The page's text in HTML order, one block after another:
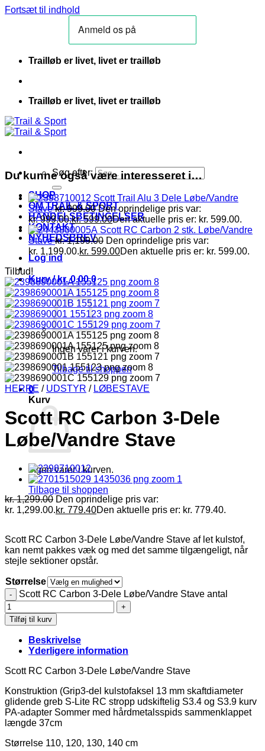
Fortsæt til indhold
Trailløb er livet, livet er trailløb
Trailløb er livet, livet er trailløb
Søg efter:
SHOP
OM TRAIL & SPORT
HANDELSBETINGELSER
KONTAKT
NYHEDSBREV
Log ind
Kurv /kr.0.00 0
Ingen varer i kurven.
Tilbage til shoppen
0
Kurv
Ingen varer i kurven.
Tilbage til shoppen
Du kunne også være interesseret i…
Scott Trail Alu 3 Dele Løbe/Vandre
Stave kr.999.00 Den oprindelige pris var:
kr. 999.00.kr.599.00Den aktuelle pris er: kr. 599.00.
Scott RC Carbon 2 stk. Løbe/Vandre
Stave kr.1,199.00 Den oprindelige pris var:
kr. 1,199.00.kr. 599.00Den aktuelle pris er: kr. 599.00.
Tilbud!
HERRE / UDSTYR / LØBESTAVE
Scott RC Carbon 3-Dele
Løbe/Vandre Stave
kr.1,299.00 Den oprindelige pris var:
kr. 1,299.00.kr. 779.40Den aktuelle pris er: kr. 779.40.
Scott RC Carbon 3-Dele Løbe/Vandre Stave af let kulstof,
kan nemt pakkes væk og med det samme tilgængeligt, når
stejle sektioner opstår.
Størrelse
Scott RC Carbon 3-Dele Løbe/Vandre Stave antal
Tilføj til kurv
Beskrivelse
Yderligere information
Scott RC Carbon 3-Dele Løbe/Vandre Stave
Konstruktion (Grip3-del kulstofaksel 13 mm skaftdiameter
glidende greb S-Lite RC stropp udskiftelig S3.4 og S3.9 kurv
PA-adapter Sommer med hårdmetalsspids sammenklappet
længde 37cm
Størrelse 110, 120, 130, 140 cm